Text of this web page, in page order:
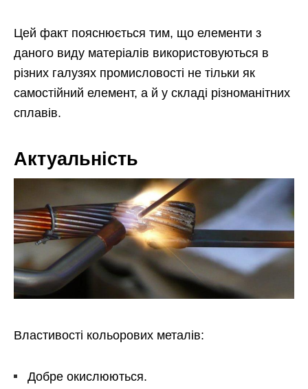
Цей факт пояснюється тим, що елементи з
даного виду матеріалів використовуються в
різних галузях промисловості не тільки як
самостійний елемент, а й у складі різноманітних
сплавів.
Актуальність
Властивості кольорових металів:
Добре окислюються.